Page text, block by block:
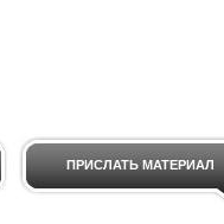
ПРИСЛАТЬ МАТЕРИАЛ